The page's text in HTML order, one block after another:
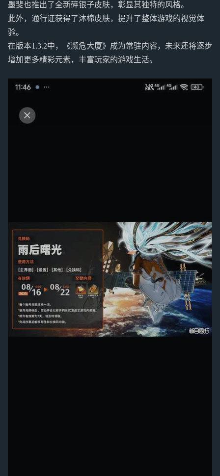
墨斐也推出了全新碎银子皮肤，彰显其独特的风格。
此外，通行证获得了沐棉皮肤，提升了整体游戏的视觉体
验。
在版本1.3.2中，《濒危大厦》成为常驻内容，未来还将逐步
增加更多精彩元素，丰富玩家的游戏生活。